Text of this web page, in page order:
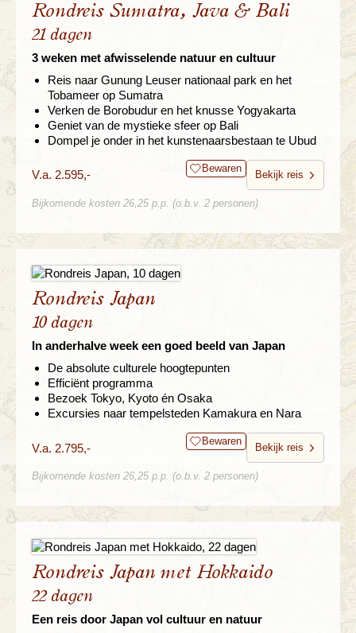
Rondreis Sumatra, Java & Bali
21 dagen
3 weken met afwisselende natuur en cultuur
Reis naar Gunung Leuser nationaal park en het
Tobameer op Sumatra
Verken de Borobudur en het knusse Yogyakarta
Geniet van de mystieke sfeer op Bali
Dompel je onder in het kunstenaarsbestaan te Ubud
V.a. 2.595,- Bewaren
Bekijk reis
Bijkomende kosten 26,25 p.p. (o.b.v. 2 personen)
Rondreis Japan
10 dagen
In anderhalve week een goed beeld van Japan
De absolute culturele hoogtepunten
Efficiënt programma
Bezoek Tokyo, Kyoto én Osaka
Excursies naar tempelsteden Kamakura en Nara
V.a. 2.795,- Bewaren
Bekijk reis
Bijkomende kosten 26,25 p.p. (o.b.v. 2 personen)
Rondreis Japan met Hokkaido
22 dagen
Een reis door Japan vol cultuur en natuur